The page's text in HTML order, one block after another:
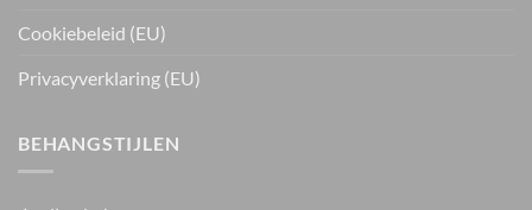
Cookiebeleid (EU)
Privacyverklaring (EU)
BEHANGSTIJLEN